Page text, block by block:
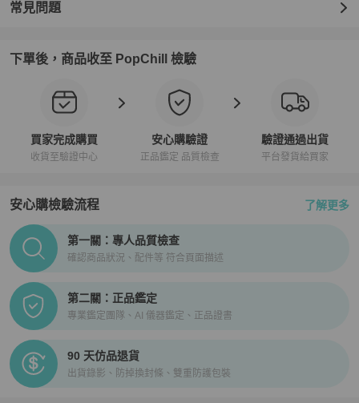
常見問題
下單後，商品收至 PopChill 檢驗
買家完成購買
收貨至驗證中心
安心購驗證
正品鑑定 品質檢查
驗證通過出貨
平台發貨給買家
安心購檢驗流程 了解更多
PopChill拍拍圈正品驗證、安心購檢驗流程介紹
第一關：專人品質檢查
確認商品狀況、配件等 符合頁面描述
第二關：正品鑑定
專業鑑定團隊、AI 儀器鑑定、正品證書
90 天仿品退貨
出貨錄影、防掉換封條、雙重防護包裝